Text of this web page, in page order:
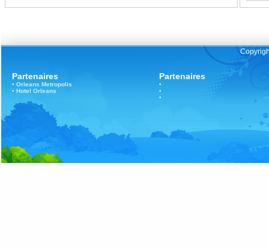
Partenaires
• Orleans Metropolis
• Hotel Orleans
Partenaires
•
•
•